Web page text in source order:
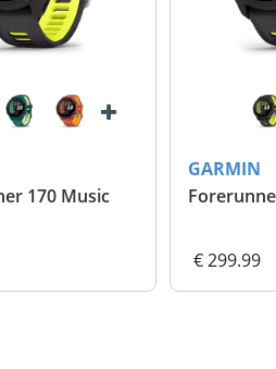
Forerunner 70